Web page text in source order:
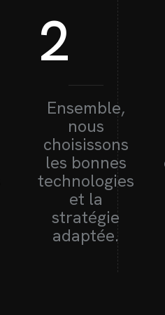
2
Ensemble,
nous
choisissons
les bonnes
technologies
et la
stratégie
adaptée.